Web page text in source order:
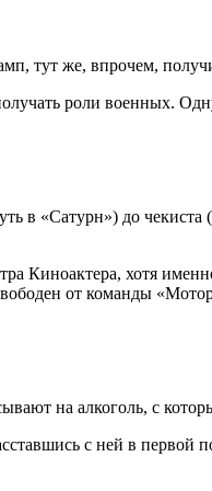
тут же, впрочем,
роли военных.
в «Сатурн») до
хотя
от команды
на алкоголь, с
с ней в первой